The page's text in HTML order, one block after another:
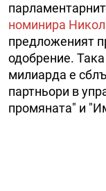
номинира
предложеният
одобрение.
милиарда е
партньори в
промяната" и